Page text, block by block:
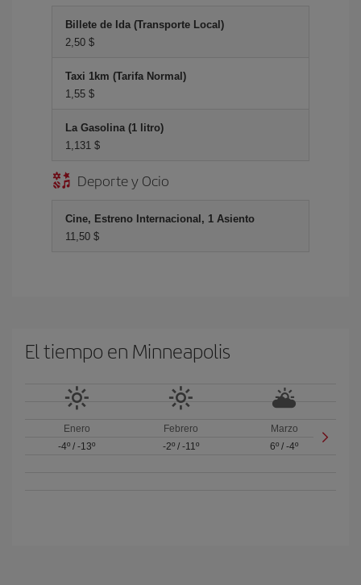
Billete de Ida (Transporte Local)
2,50 $
Taxi 1km (Tarifa Normal)
1,55 $
La Gasolina (1 litro)
1,131 $
Deporte y Ocio
Cine, Estreno Internacional, 1 Asiento
11,50 $
El tiempo en Minneapolis
Enero
-4º /-13º
Febrero
-2º/ -11º
Marzo
6º /-4º